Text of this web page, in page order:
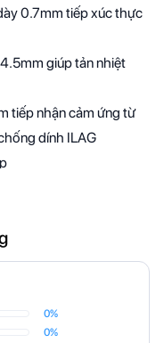
0.7mm tiếp xúc thực
giúp tản nhiệt
tiếp nhận cảm ứng từ
dính ILAG
ngoại, bếp gas
tiết kiệm trên 30% điện
0%
0%